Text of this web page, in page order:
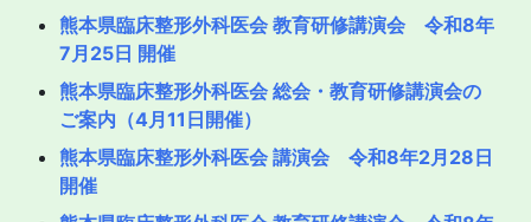
熊本県臨床整形外科医会 教育研修講演会 令和8年
7月25日 開催
熊本県臨床整形外科医会 総会・教育研修講演会の
ご案内（4月11日開催）
熊本県臨床整形外科医会 講演会 令和8年2月28日
開催